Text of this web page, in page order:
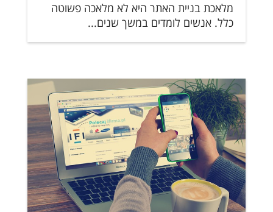
מלאכת בניית האתר היא לא מלאכה פשוטה
כלל. אנשים לומדים במשך שנים...